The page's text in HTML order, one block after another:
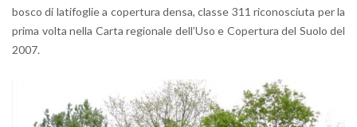
bosco di la­ti­fo­glie a co­per­tu­ra densa, clas­se 311 ri­co­no­sciu­ta per la
prima volta nella Carta re­gio­na­le del­l’U­so e Co­per­tu­ra del Suolo del
2007.